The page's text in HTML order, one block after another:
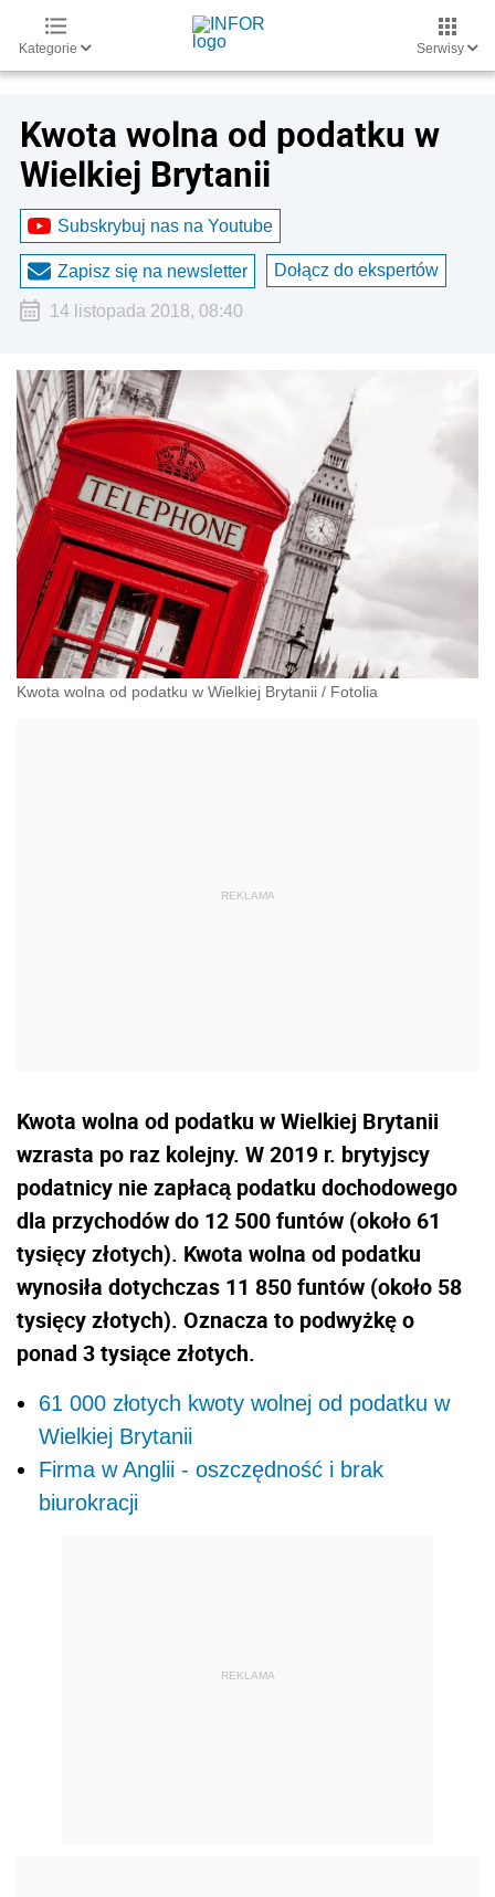
Kategorie Serwisy
Kwota wolna od podatku w
Wielkiej Brytanii
Subskrybuj nas na Youtube
Zapisz się na newsletter Dołącz do ekspertów
14 listopada 2018, 08:40
Kwota wolna od podatku w Wielkiej Brytanii / Fotolia
Kwota wolna od podatku w Wielkiej Brytanii
wzrasta po raz kolejny. W 2019 r. brytyjscy
podatnicy nie zapłacą podatku dochodowego
dla przychodów do 12 500 funtów (około 61
tysięcy złotych). Kwota wolna od podatku
wynosiła dotychczas 11 850 funtów (około 58
tysięcy złotych). Oznacza to podwyżkę o
ponad 3 tysiące złotych.
61 000 złotych kwoty wolnej od podatku w
Wielkiej Brytanii
Firma w Anglii - oszczędność i brak
biurokracji
REKLAMA